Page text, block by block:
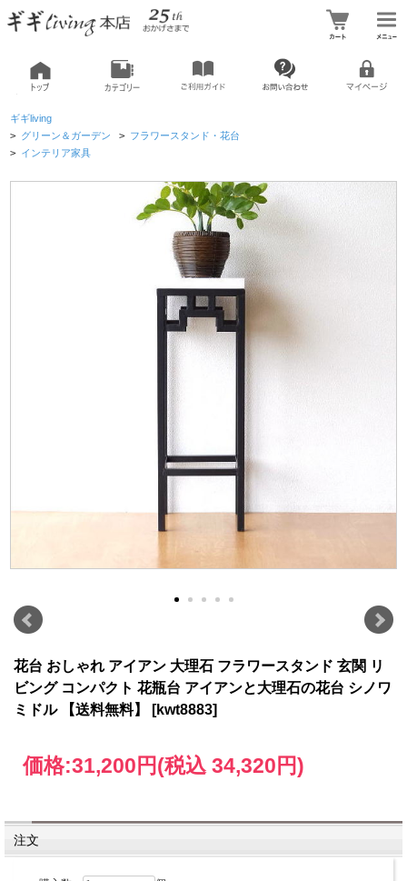
ギギliving
> グリーン＆ガーデン > フラワースタンド・花台
> インテリア家具
花台 おしゃれ アイアン 大理石 フラワースタンド 玄関 リ
ビング コンパクト 花瓶台 アイアンと大理石の花台 シノワ
ミドル 【送料無料】 [kwt8883]
価格:31,200円(税込 34,320円)
注文